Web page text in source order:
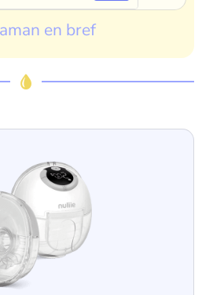
en bref